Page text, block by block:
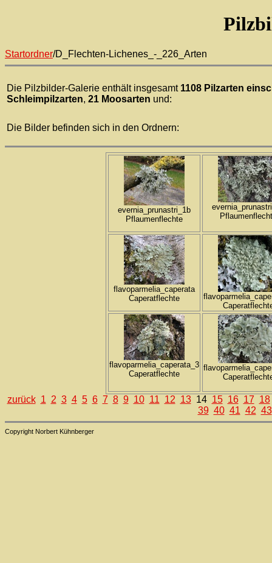
Startordner/D_Flechten-Lichenes_-_226_Arten
Die Pilzbilder-Galerie enthält insgesamt 1108 Pilzarten
Schleimpilzarten, 21 Moosarten und:
Die Bilder befinden sich in den Ordnern:
evernia_prunastri_1b
Pflaumenflechte
flavoparmelia_caperata
Caperatflechte
flavoparmelia_caperata_3
Caperatflechte
zurück 1 2 3 4 5 6 7 8 9 10 11 12 1314 15 16 17 18
39 40 41 42 43
Copyright Norbert Kühnberger